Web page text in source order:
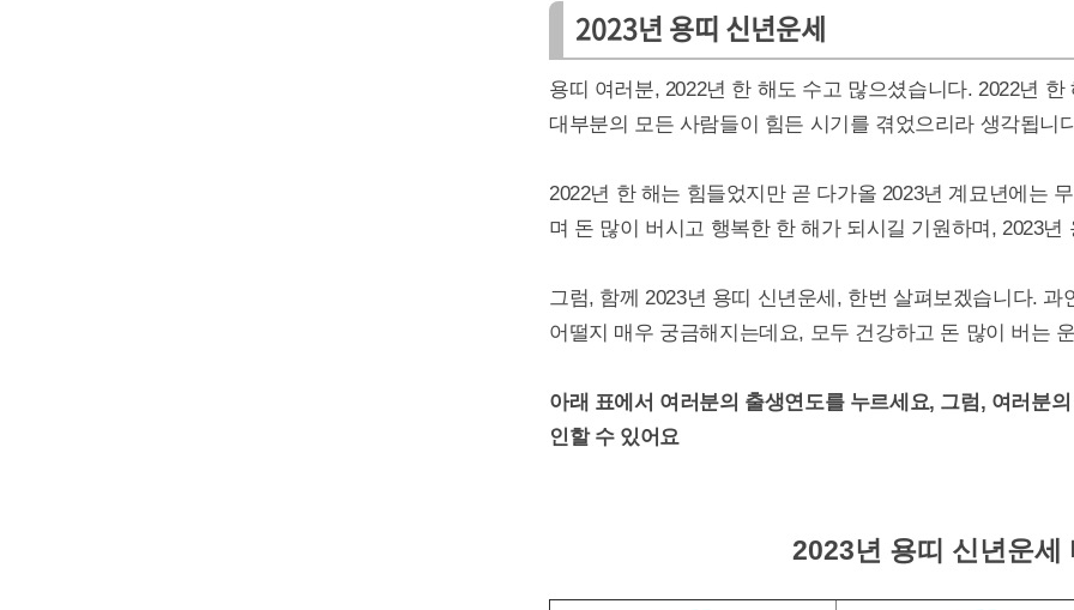
2023년 용띠 신년운세
용띠 여러분, 2022년 한 해도 수고 많으셨습니다. 2022년
대부분의 모든 사람들이 힘든 시기를 겪었으리라 생각됩니
2022년 한 해는 힘들었지만 곧 다가올 2023년 계묘년에는
며 돈 많이 버시고 행복한 한 해가 되시길 기원하며, 2023
그럼, 함께 2023년 용띠 신년운세, 한번 살펴보겠습니다.
어떨지 매우 궁금해지는데요, 모두 건강하고 돈 많이 버는
아래 표에서 여러분의 출생연도를 누르세요, 그럼, 여러분
인할 수 있어요
2023년 용띠 신년운세